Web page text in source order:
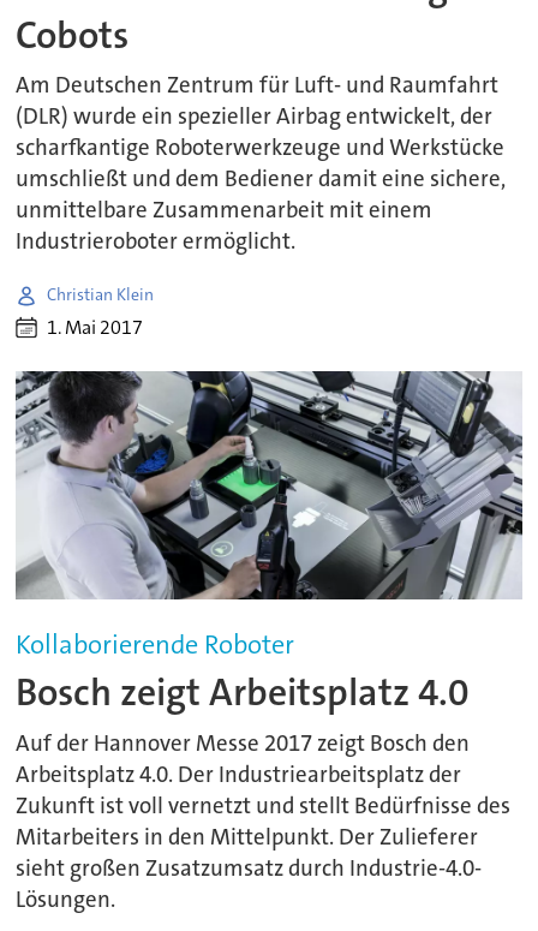
Cobots
Am Deutschen Zentrum für Luft- und Raumfahrt
(DLR) wurde ein spezieller Airbag entwickelt, der
scharfkantige Roboterwerkzeuge und Werkstücke
umschließt und dem Bediener damit eine sichere,
unmittelbare Zusammenarbeit mit einem
Industrieroboter ermöglicht.
Christian Klein
1. Mai 2017
Kollaborierende Roboter
Bosch zeigt Arbeitsplatz 4.0
Auf der Hannover Messe 2017 zeigt Bosch den
Arbeitsplatz 4.0. Der Industriearbeitsplatz der
Zukunft ist voll vernetzt und stellt Bedürfnisse des
Mitarbeiters in den Mittelpunkt. Der Zulieferer
sieht großen Zusatzumsatz durch Industrie-4.0-
Lösungen.